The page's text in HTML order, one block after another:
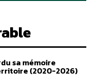
sa mémoire
(2020-2026)